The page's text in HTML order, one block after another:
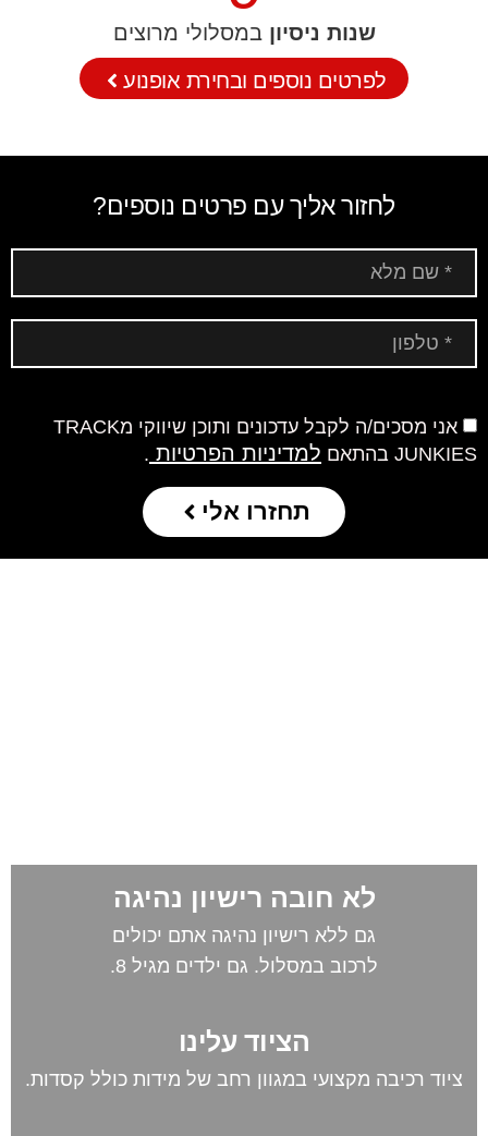
שנות ניסיוןבמסלולי מרוצים
לפרטים נוספים ובחירת אופנוע
לחזור אליך עם פרטים נוספים?
אני מסכים/ה לקבל עדכונים ותוכן שיווקי מTRACK
JUNKIES בהתאם
למדיניות הפרטיות .
תחזרו אלי
לא חובה רישיון נהיגה
גם ללא רישיון נהיגה אתם יכולים
לרכוב במסלול. גם ילדים מגיל 8.
הציוד עלינו
ציוד רכיבה מקצועי במגוון רחב של מידות כולל קסדות.